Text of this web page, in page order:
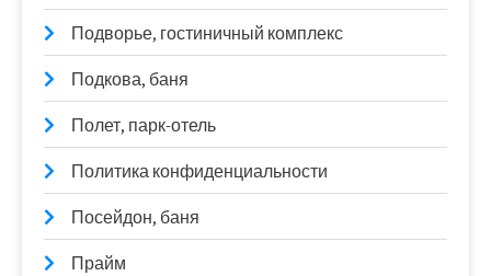
Подворье, гостиничный комплекс
Подкова, баня
Полет, парк-отель
Политика конфиденциальности
Посейдон, баня
Прайм